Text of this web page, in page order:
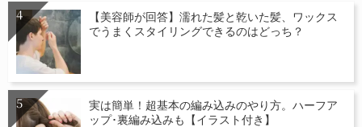
【美容師が回答】濡れた髪と乾いた髪、ワックス
でうまくスタイリングできるのはどっち？
実は簡単！超基本の編み込みのやり方。ハーフア
ップ･裏編み込みも【イラスト付き】